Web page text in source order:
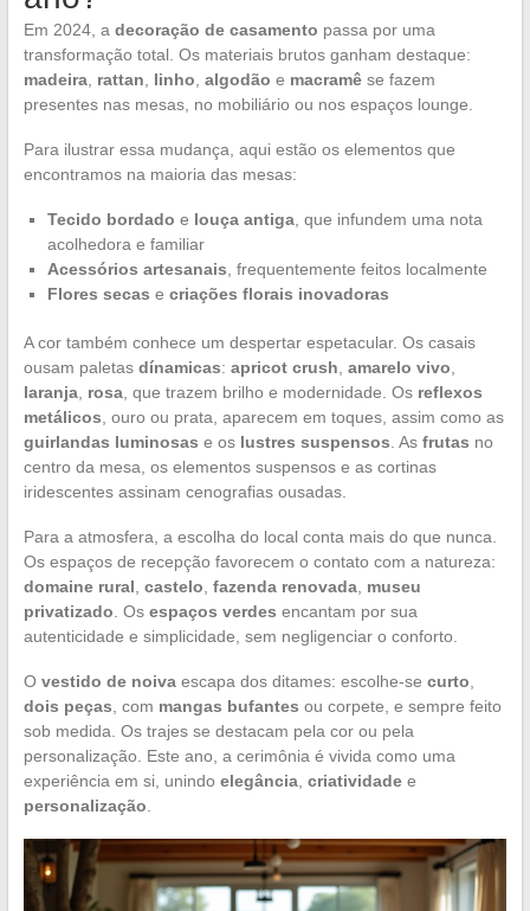
Em 2024, a decoração de casamento passa por uma
transformação total. Os materiais brutos ganham destaque:
madeira, rattan linho algodão e macramêse fazem
presentes nas mesas, no mobiliário ou nos espaços lounge.
Para ilustrar essa mudança, aqui estão os elementos que
encontramos na maioria das mesas:
Tecido bordado e louça antiga, que infundem uma nota
acolhedora e familiar
Acessórios artesanais , frequentemente feitos localmente
Flores secas e criações florais inovadoras
A cor também conhece um despertar espetacular. Os casais
ousam paletas dínamicas: apricot crush amarelo vivo
laranja, rosa, que trazem brilho e modernidade. Os reflexos
metálicos , ouro ou prata, aparecem em toques, assim como as
guirlandas luminosas e os lustres suspensos . As frutas no
centro da mesa, os elementos suspensos e as cortinas
iridescentes assinam cenografias ousadas.
Para a atmosfera, a escolha do local conta mais do que nunca.
Os espaços de recepção favorecem o contato com a natureza:
domaine rural castelo fazenda renovada, museu
privatizado . Os espaços verdes encantam por sua
autenticidade e simplicidade, sem negligenciar o conforto.
O vestido de noivaescapa dos ditames: escolhe-se curto
dois peças , com mangas bufantes ou corpete, e sempre feito
sob medida. Os trajes se destacam pela cor ou pela
personalização. Este ano, a cerimônia é vivida como uma
experiência em si, unindo elegância, criatividadee
personalização